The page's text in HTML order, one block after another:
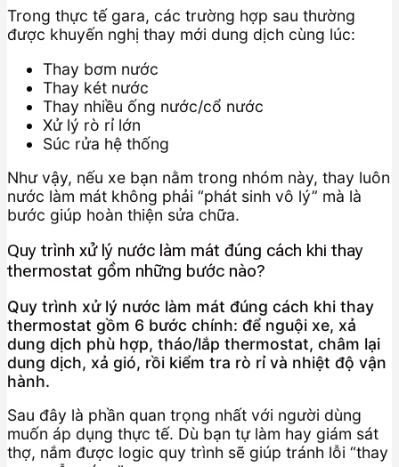
Trong thực tế gara, các trường hợp sau thường
được khuyến nghị thay mới dung dịch cùng lúc:
Thay bơm nước
Thay két nước
Thay nhiều ống nước/cổ nước
Xử lý rò rỉ lớn
Súc rửa hệ thống
Như vậy, nếu xe bạn nằm trong nhóm này, thay luôn
nước làm mát không phải “phát sinh vô lý” mà là
bước giúp hoàn thiện sửa chữa.
Quy trình xử lý nước làm mát đúng cách khi thay
thermostat gồm những bước nào?
Quy trình xử lý nước làm mát đúng cách khi thay
thermostat gồm 6 bước chính: để nguội xe, xả
dung dịch phù hợp, tháo/lắp thermostat, châm lại
dung dịch, xả gió, rồi kiểm tra rò rỉ và nhiệt độ vận
hành.
Sau đây là phần quan trọng nhất với người dùng
muốn áp dụng thực tế. Dù bạn tự làm hay giám sát
thợ, nắm được logic quy trình sẽ giúp tránh lỗi “thay